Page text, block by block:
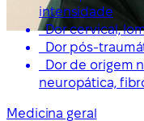
intensidade
Dor cervical,
Dor pós-
Dor de origem
neuropática,
Medicina geral